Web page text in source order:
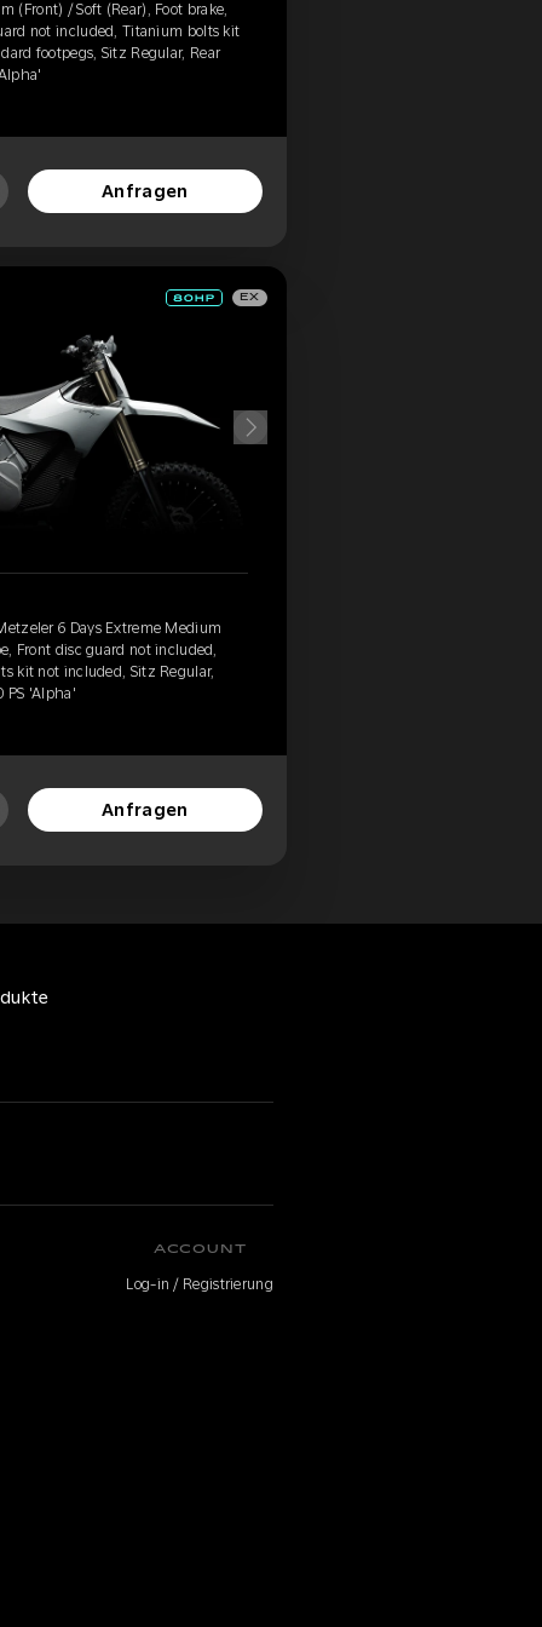
(Front) / Soft (Rear), Foot brake,
not included, Titanium bolts kit
footpegs, Sitz Regular, Rear
Anfragen
EX
6 Days Extreme Medium
Front disc guard not included,
kit not included, Sitz Regular,
PS 'Alpha'
Anfragen
ACCOUNT
Log-in / Registrierung